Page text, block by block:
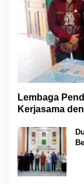
Lembaga
Kerjasama